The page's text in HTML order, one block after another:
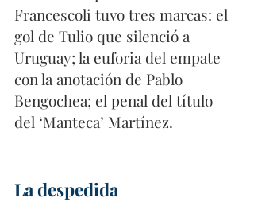
Francescoli tuvo tres marcas: el
gol de Tulio que silenció a
Uruguay; la euforia del empate
con la anotación de Pablo
Bengochea; el penal del título
del ‘Manteca’ Martínez.
La despedida